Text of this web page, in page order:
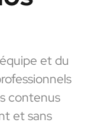
et du
contenus
et sans